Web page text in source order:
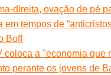
direita, ovação de pé
em tempos de
Boff
coloca a "economia que
perante os jovens de